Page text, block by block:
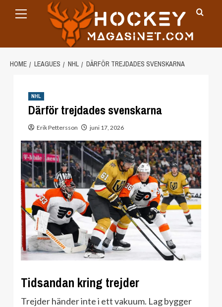
Menu
HOME LEAGUES NHL DÄRFÖR TREJDADES SVENSKARNA
NHL
Därför trejdades svenskarna
Erik Pettersson juni 17, 2026
Tidsandan kring trejder
Trejder händer inte i ett vakuum. Lag bygger